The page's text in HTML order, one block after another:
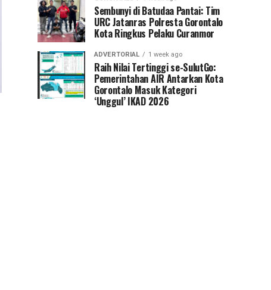
Sembunyi di Batudaa Pantai: Tim
URC Jatanras Polresta Gorontalo
Kota Ringkus Pelaku Curanmor
ADVERTORIAL 1 week ago
Raih Nilai Tertinggi se-SulutGo:
Pemerintahan AIR Antarkan Kota
Gorontalo Masuk Kategori
‘Unggul’ IKAD 2026